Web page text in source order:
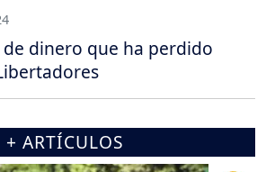
de dinero que ha perdido
+ ARTÍCULOS